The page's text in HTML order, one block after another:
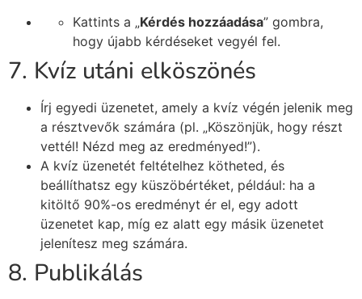
Kattints a „Kérdés hozzáadása” gombra,
hogy újabb kérdéseket vegyél fel.
7. Kvíz utáni elköszönés
Írj egyedi üzenetet, amely a kvíz végén jelenik meg
a résztvevők számára (pl. „Köszönjük, hogy részt
vettél! Nézd meg az eredményed!”).
A kvíz üzenetét feltételhez kötheted, és
beállíthatsz egy küszöbértéket, például: ha a
kitöltő 90%-os eredményt ér el, egy adott
üzenetet kap, míg ez alatt egy másik üzenetet
jelenítesz meg számára.
8. Publikálás